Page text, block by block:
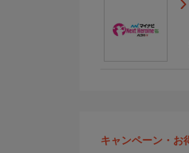
キャンペーン・お